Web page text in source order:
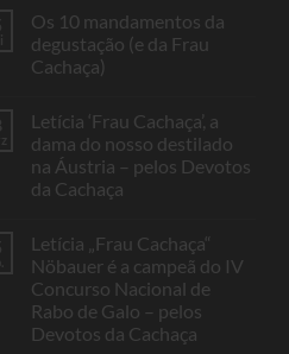
Os 10 mandamentos da
degustação (e da Frau
Cachaça)
10
mandamentos
degustação
Frau
Cachaça)
Letícia ‘Frau Cachaça’, a
dama do nosso destilado
na Áustria – pelos Devotos
da Cachaça
Letícia
‘Frau
Cachaça’,
a
dama
do
Letícia „Frau Cachaça“
Nöbauer é a campeã do IV
Concurso Nacional de
Rabo de Galo – pelos
Devotos da Cachaça